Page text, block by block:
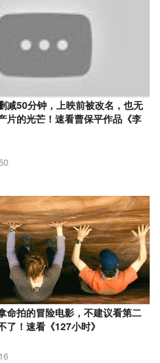
减50分钟，上映前被改名，也无
片的光芒！速看曹保平作品《李
命拍的冒险电影，不建议看第二
了！速看《127小时》